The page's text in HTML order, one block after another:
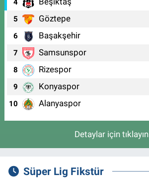
4
5 Göztepe
6 Başakşehir
7 Samsunspor
8 Rizespor
9 Konyaspor
10 Alanyaspor
Detaylar için tıklayın
Süper Lig Fikstür